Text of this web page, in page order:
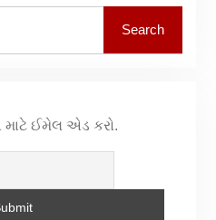
Search
ઈમેલ એડ કરો.